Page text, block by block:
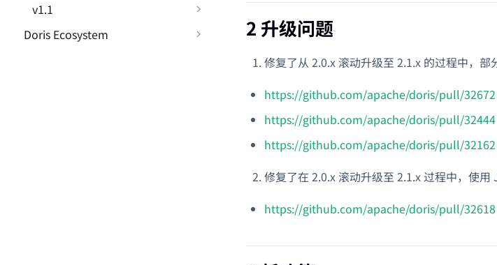
v1.1
Doris Ecosystem
2 升级问题
修复了从 2.0.x 滚动升级至 2.1.x 的过程中，部
https://github.com/apache/doris/pull/32672
https://github.com/apache/doris/pull/32444
https://github.com/apache/doris/pull/32162
修复了在 2.0.x 滚动升级至 2.1.x 过程中，使用
https://github.com/apache/doris/pull/32618